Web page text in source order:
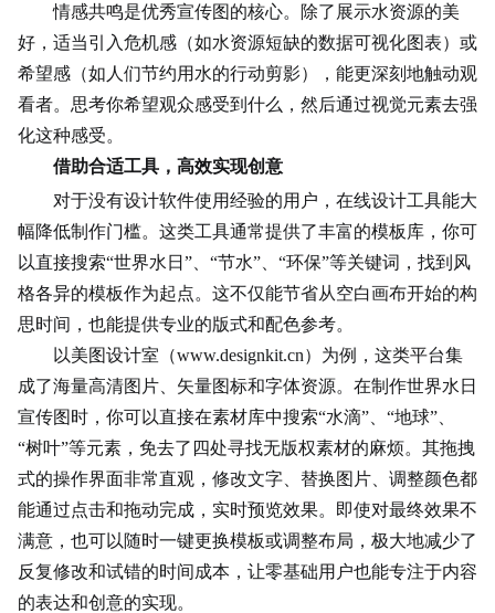
情感共鸣是优秀宣传图的核心。除了展示水资源的美
好，适当引入危机感（如水资源短缺的数据可视化图表）或
希望感（如人们节约用水的行动剪影），能更深刻地触动观
看者。思考你希望观众感受到什么，然后通过视觉元素去强
化这种感受。
借助合适工具，高效实现创意
对于没有设计软件使用经验的用户，在线设计工具能大
幅降低制作门槛。这类工具通常提供了丰富的模板库，你可
以直接搜索“世界水日”、“节水”、“环保”等关键词，找到风
格各异的模板作为起点。这不仅能节省从空白画布开始的构
思时间，也能提供专业的版式和配色参考。
以美图设计室（www.designkit.cn）为例，这类平台集
成了海量高清图片、矢量图标和字体资源。在制作世界水日
宣传图时，你可以直接在素材库中搜索“水滴”、“地球”、
“树叶”等元素，免去了四处寻找无版权素材的麻烦。其拖拽
式的操作界面非常直观，修改文字、替换图片、调整颜色都
能通过点击和拖动完成，实时预览效果。即使对最终效果不
满意，也可以随时一键更换模板或调整布局，极大地减少了
反复修改和试错的时间成本，让零基础用户也能专注于内容
的表达和创意的实现。